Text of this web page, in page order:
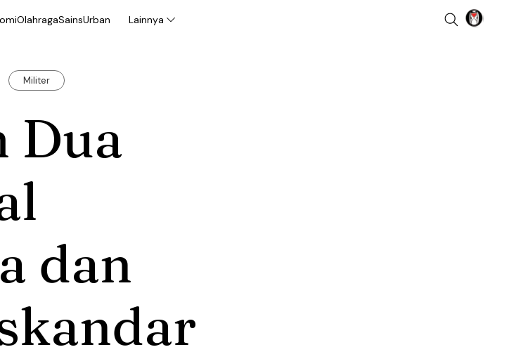
OlahragaSainsUrban Lainnya
Militer
Dua
dan